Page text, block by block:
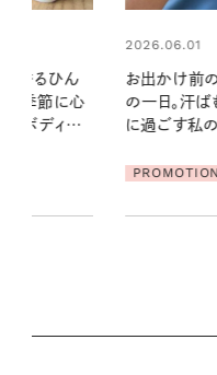
変わる、夏
ごきげん」
2026.07.21
リーとの重